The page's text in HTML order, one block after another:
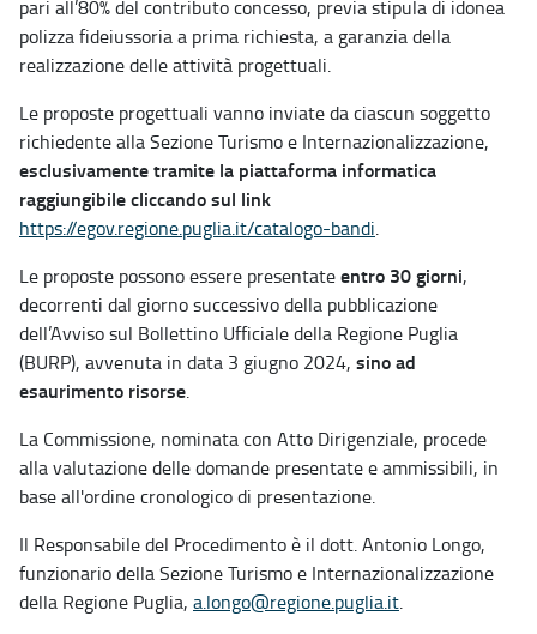
pari all’80% del contributo concesso, previa stipula di idonea
polizza fideiussoria a prima richiesta, a garanzia della
realizzazione delle attività progettuali.
Le proposte progettuali vanno inviate da ciascun soggetto
richiedente alla Sezione Turismo e Internazionalizzazione,
esclusivamente tramite la piattaforma informatica
raggiungibile cliccando sul link
https://egov.regione.puglia.it/catalogo-bandi.
Le proposte possono essere presentateentro 30 giorni,
decorrenti dal giorno successivo della pubblicazione
dell’Avviso sul Bollettino Ufficiale della Regione Puglia
(BURP), avvenuta in data 3 giugno 2024, sino ad
esaurimento risorse.
La Commissione, nominata con Atto Dirigenziale, procede
alla valutazione delle domande presentate e ammissibili, in
base all'ordine cronologico di presentazione.
Il Responsabile del Procedimento è il dott. Antonio Longo,
funzionario della Sezione Turismo e Internazionalizzazione
della Regione Puglia, a.longo@regione.puglia.it.